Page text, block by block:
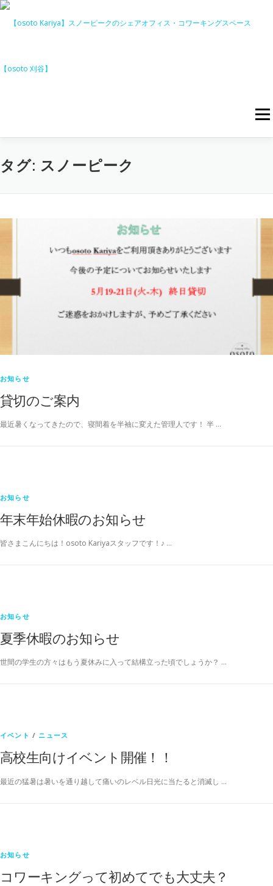
コ
へ
メニ
料金表 アクセス ニュース
タグ: スノーピーク
お知らせ
貸切のご案内
最近暑くなってきたので、寝間着を半袖に変えた管理人です！ 半 …
お知らせ
年末年始休暇のお知らせ
皆さまこんにちは！osoto Kariyaスタッフです！♪ …
お知らせ
夏季休暇のお知らせ
世間の学生の方々はもう夏休みに入って結構立った頃でしょうか？ …
イベント / ニュース
高校生向けイベント開催！！
最近の猛暑は暑いを通り越して痛いのレベル日光に当たると消滅し …
お知らせ
コワーキングって初めてでも大丈夫？